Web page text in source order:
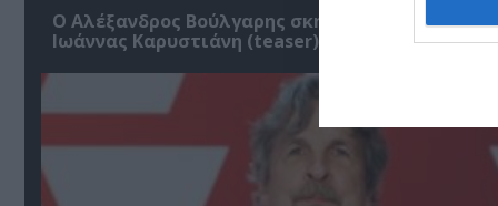
Ο Αλέξανδρος Βούλγαρης σκηνοθετεί το
Ιωάννας Καρυστιάνη (teaser)